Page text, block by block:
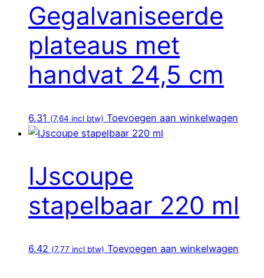
Gegalvaniseerde
plateaus met
handvat 24,5 cm
6,31 (7,64 incl btw) Toevoegen aan winkelwagen
IJscoupe
stapelbaar 220 ml
6,42 (7,77 incl btw) Toevoegen aan winkelwagen